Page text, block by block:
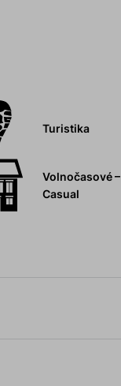
Turistika
Volnočasové –
Casual